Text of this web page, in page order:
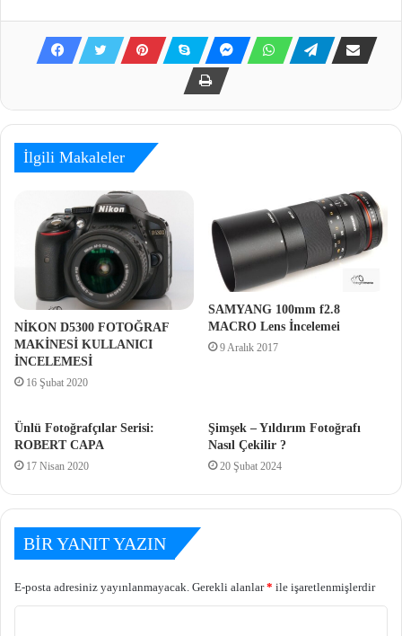
İlgili Makaleler
NİKON D5300 FOTOĞRAF
MAKİNESİ KULLANICI
İNCELEMESİ
16 Şubat 2020
SAMYANG 100mm f2.8
MACRO Lens İncelemei
9 Aralık 2017
Ünlü Fotoğrafçılar Serisi:
ROBERT CAPA
17 Nisan 2020
Şimşek – Yıldırım Fotoğrafı
Nasıl Çekilir ?
20 Şubat 2024
BIR YANIT YAZIN
E-posta adresiniz yayınlanmayacak. Gerekli alanlar* ile işaretlenmişlerdir